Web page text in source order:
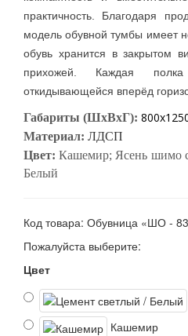
практичность. Благодаря
модель обувной тумбы имеет
обувь хранится в закрытом
прихожей. Каждая
откидывающейся вперёд
Габариты (ШхВхГ):
Материал: ЛДСП
Цвет: Кашемир; Ясень шимо
Белый
Код товара: Обувница «ШО -
Пожалуйста выберите:
Цвет
Кашемир